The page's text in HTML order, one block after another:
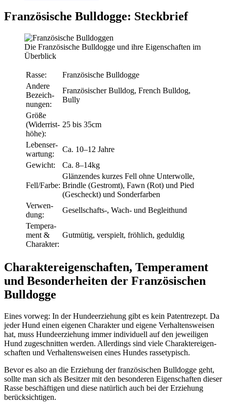
Fran­zö­si­sche Bull­dog­ge: Steck­brief
Die Fran­zö­si­sche Bull­dog­ge und ihre Eigen­schaf­ten im
Über­blick
Ras­se:
Fran­zö­si­sche Bull­dog­ge
Ande­re
Bezeich­
nun­gen:
Fran­zö­si­scher Bull­dog, French Bull­dog,
Bul­ly
Grö­ße
(Wider­rist­
hö­he):
25 bis 35cm
Lebens­er­
war­tung:
Ca. 10–12 Jah­re
Gewicht:
Ca. 8–14kg
Fell/Farbe:
Glän­zen­des kur­zes Fell ohne Unter­wol­le,
Brind­le (Gestromt), Fawn (Rot) und Pied
(Gescheckt) und Son­der­far­ben
Ver­wen­
dung:
Gesellschafts‑, Wach- und Begleit­hund
Tem­pe­ra­
ment &
Cha­rak­ter:
Gut­mü­tig, ver­spielt, fröh­lich, gedul­dig
Cha­rak­ter­ei­gen­schaf­ten, Tem­pe­ra­ment
und Beson­der­hei­ten der Fran­zö­si­schen
Bull­dog­ge
Eines vor­weg: In der Hun­de­er­zie­hung gibt es kein Patent­re­zept. Da
jeder Hund einen eige­nen Cha­rak­ter und eige­ne Ver­hal­tens­wei­sen
hat, muss Hun­de­er­zie­hung immer indi­vi­du­ell auf den jewei­li­gen
Hund zuge­schnit­ten wer­den. Aller­dings sind vie­le Cha­rak­ter­ei­gen­
schaf­ten und Ver­hal­tens­wei­sen eines Hun­des ras­se­ty­pisch.
Bevor es also an die Erzie­hung der fran­zö­si­schen Bull­dog­ge geht,
soll­te man sich als Besit­zer mit den beson­de­ren Eigen­schaf­ten die­ser
Ras­se beschäf­ti­gen und die­se natür­lich auch bei der Erzie­hung
berück­sich­ti­gen.